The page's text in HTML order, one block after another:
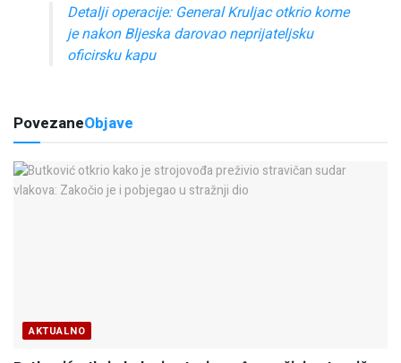
Detalji operacije: General Kruljac otkrio kome
je nakon Bljeska darovao neprijateljsku
oficirsku kapu
PovezaneObjave
AKTUALNO